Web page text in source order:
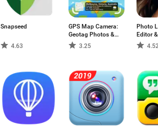
Snapseed
4.63
GPS Map Camera:
Geotag Photos &
Add GPS Location
3.25
Photo
Editor